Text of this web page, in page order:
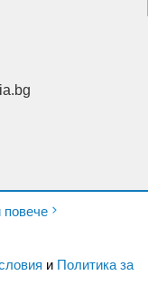
и Политика за
запазени.